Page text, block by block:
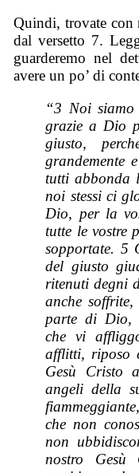
Quindi, trovate con
dal versetto 7.
guarderemo nel
avere un po’ di
“3 Noi siamo
grazie a Dio
giusto,
grandemente
tutti abbonda
noi stessi ci
Dio, per la
tutte le vostre
sopportate. 5
del giusto
ritenuti degni
anche
parte di Dio,
che vi
afflitti, riposo
Gesù Cristo
angeli della
che non
non
nostro Gesù